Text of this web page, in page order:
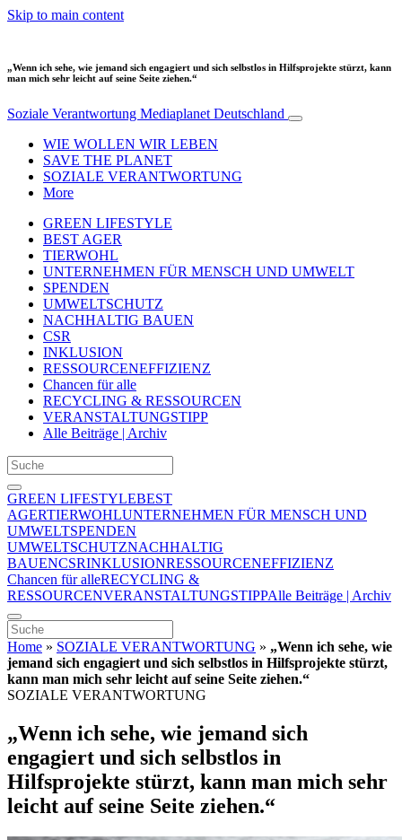
Skip to main content
„Wenn ich sehe, wie jemand sich engagiert und sich selbstlos in Hilfsprojekte stürzt, kann
man mich sehr leicht auf seine Seite ziehen.“
Soziale Verantwortung Mediaplanet Deutschland
WIE WOLLEN WIR LEBEN
SAVE THE PLANET
SOZIALE VERANTWORTUNG
More
GREEN LIFESTYLE
BEST AGER
TIERWOHL
UNTERNEHMEN FÜR MENSCH UND UMWELT
SPENDEN
UMWELTSCHUTZ
NACHHALTIG BAUEN
CSR
INKLUSION
RESSOURCENEFFIZIENZ
Chancen für alle
RECYCLING & RESSOURCEN
VERANSTALTUNGSTIPP
Alle Beiträge | Archiv
GREEN LIFESTYLEBEST
AGERTIERWOHLUNTERNEHMEN FÜR MENSCH UND
UMWELTSPENDEN
UMWELTSCHUTZNACHHALTIG
BAUENCSRINKLUSIONRESSOURCENEFFIZIENZ
Chancen für alleRECYCLING &
RESSOURCENVERANSTALTUNGSTIPPAlle Beiträge | Archiv
Home » SOZIALE VERANTWORTUNG » „Wenn ich sehe, wie
jemand sich engagiert und sich selbstlos in Hilfsprojekte stürzt,
kann man mich sehr leicht auf seine Seite ziehen.“
SOZIALE VERANTWORTUNG
„Wenn ich sehe, wie jemand sich
engagiert und sich selbstlos in
Hilfsprojekte stürzt, kann man mich sehr
leicht auf seine Seite ziehen.“